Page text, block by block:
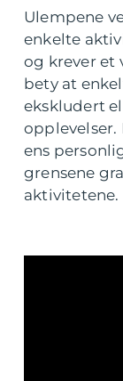
Ulempene
enkelte
og krever et
bety at
ekskludert
opplevelser.
ens
grensene
aktivitetene.